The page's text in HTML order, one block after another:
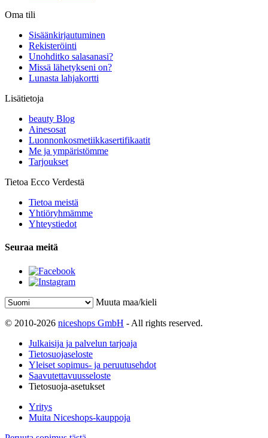
Oma tili
Sisäänkirjautuminen
Rekisteröinti
Unohditko salasanasi?
Missä lähetykseni on?
Lunasta lahjakortti
Lisätietoja
beauty Blog
Ainesosat
Luonnonkosmetiikkasertifikaatit
Me ja ympäristömme
Tarjoukset
Tietoa Ecco Verdestä
Tietoa meistä
Yhtiöryhmämme
Yhteystiedot
Seuraa meitä
Muuta maa/kieli
© 2010-2026 niceshops GmbH - All rights reserved.
Julkaisija ja palvelun tarjoaja
Tietosuojaseloste
Yleiset sopimus- ja peruutusehdot
Saavutettavuusseloste
Tietosuoja-asetukset
Yritys
Muita Niceshops-kauppoja